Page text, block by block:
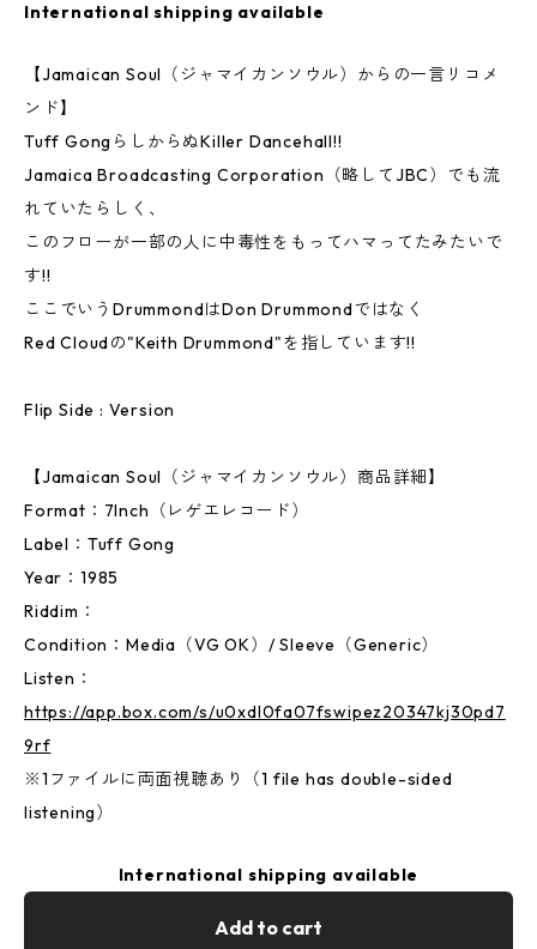
International shipping available
【Jamaican Soul（ジャマイカンソウル）からの一言リコメ
ンド】
Tuff GongらしからぬKiller Dancehall!!
Jamaica Broadcasting Corporation（略してJBC）でも流
れていたらしく、
このフローが一部の人に中毒性をもってハマってたみたいで
す!!
ここでいうDrummondはDon Drummondではなく
Red Cloudの"Keith Drummond"を指しています!!
Flip Side : Version
【Jamaican Soul（ジャマイカンソウル）商品詳細】
Format：7Inch（レゲエレコード）
Label：Tuff Gong
Year：1985
Riddim：
Condition：Media（VG OK）/ Sleeve（Generic）
Listen：
https://app.box.com/s/u0xdl0fa07fswipez20347kj30pd7
9rf
※1ファイルに両面視聴あり（1 file has double-sided
listening）
International shipping available
Add to cart